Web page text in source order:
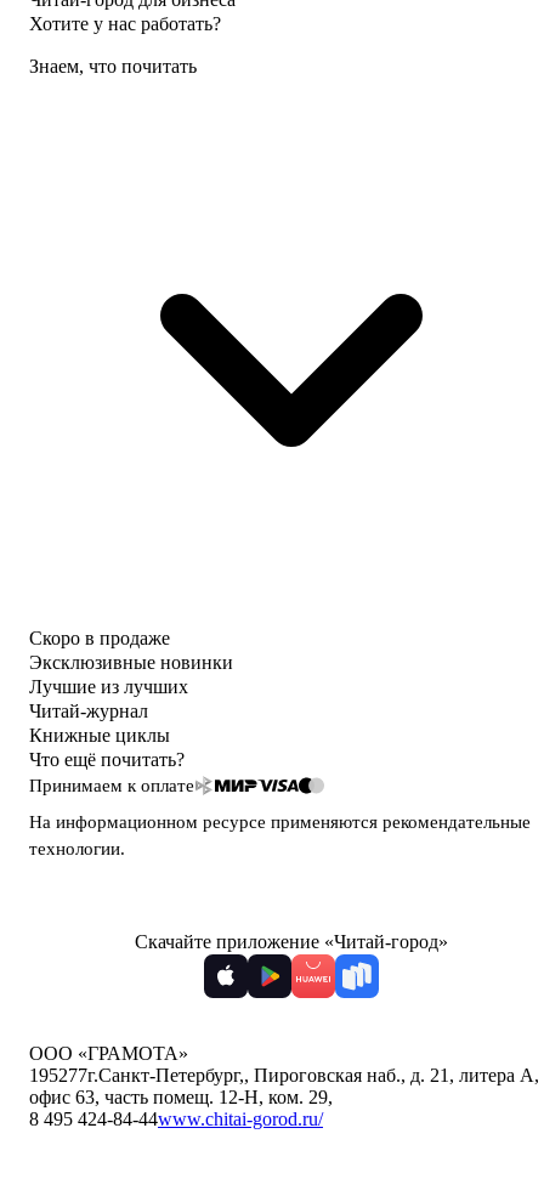
Хотите у нас работать?
Знаем, что почитать
Скоро в продаже
Эксклюзивные новинки
Лучшие из лучших
Читай-журнал
Книжные циклы
Что ещё почитать?
Принимаем к оплате
На информационном ресурсе применяются рекомендательные
технологии.
Скачайте приложение «Читай-город»
ООО «ГРАМОТА»
195277г.Санкт-Петербург,, Пироговская наб., д. 21, литера А,
офис 63, часть помещ. 12-Н, ком. 29,
8 495 424-84-44www.chitai-gorod.ru/